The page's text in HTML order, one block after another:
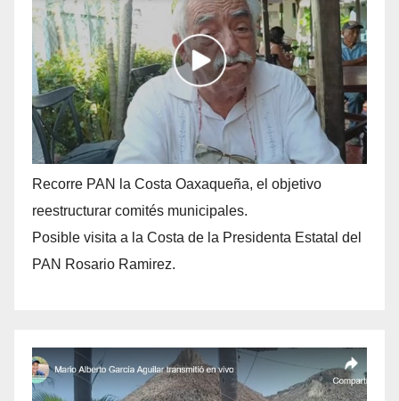
Recorre PAN la Costa Oaxaqueña, el objetivo
reestructurar comités municipales.
Posible visita a la Costa de la Presidenta Estatal del
PAN Rosario Ramirez.